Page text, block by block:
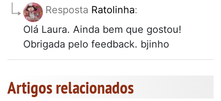
Resposta Ratolinha:
Olá Laura. Ainda bem que gostou!
Obrigada pelo feedback. bjinho
Artigos relacionados